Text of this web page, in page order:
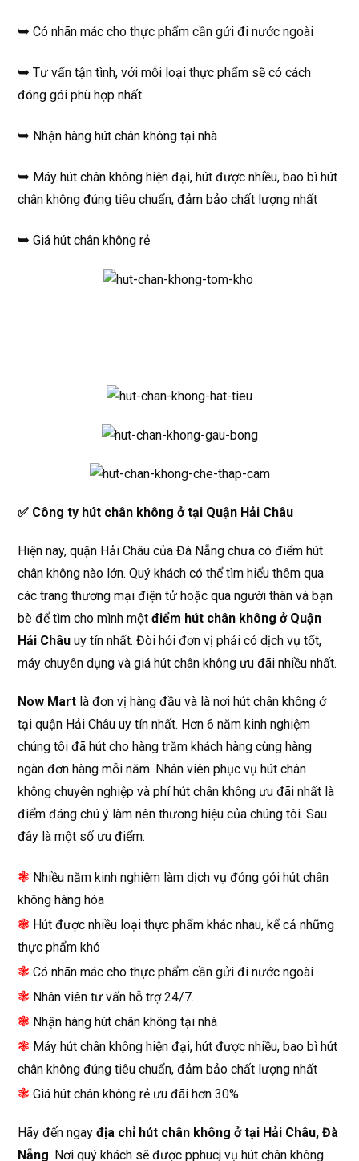
➥ Có nhãn mác cho thực phẩm cần gửi đi nước ngoài
➥ Tư vấn tận tình, với mỗi loại thực phẩm sẽ có cách
đóng gói phù hợp nhất
➥ Nhận hàng hút chân không tại nhà
➥ Máy hút chân không hiện đại, hút được nhiều, bao bì hút
chân không đúng tiêu chuẩn, đảm bảo chất lượng nhất
➥ Giá hút chân không rẻ
✅ Công ty hút chân không ở tại Quận Hải Châu
Hiện nay, quận Hải Châu của Đà Nẵng chưa có điểm hút
chân không nào lớn. Quý khách có thể tìm hiểu thêm qua
các trang thương mại điện tử hoặc qua người thân và bạn
bè để tìm cho mình mộtđiểm hút chân không ở Quận
Hải Châu uy tín nhất. Đòi hỏi đơn vị phải có dịch vụ tốt,
máy chuyên dụng và giá hút chân không ưu đãi nhiều nhất.
Now Mart là đơn vị hàng đầu và là nơi hút chân không ở
tại quận Hải Châu uy tín nhất. Hơn 6 năm kinh nghiệm
chúng tôi đã hút cho hàng trăm khách hàng cùng hàng
ngàn đơn hàng mỗi năm. Nhân viên phục vụ hút chân
không chuyên nghiệp và phí hút chân không ưu đãi nhất là
điểm đáng chú ý làm nên thương hiệu của chúng tôi. Sau
đây là một số ưu điểm:
❃ Nhiều năm kinh nghiệm làm dịch vụ đóng gói hút chân
không hàng hóa
❃ Hút được nhiều loại thực phẩm khác nhau, kể cả những
thực phẩm khó
❃ Có nhãn mác cho thực phẩm cần gửi đi nước ngoài
❃ Nhân viên tư vấn hỗ trợ 24/7.
❃ Nhận hàng hút chân không tại nhà
❃ Máy hút chân không hiện đại, hút được nhiều, bao bì hút
chân không đúng tiêu chuẩn, đảm bảo chất lượng nhất
❃ Giá hút chân không rẻ ưu đãi hơn 30%.
Hãy đến ngayđịa chỉ hút chân không ở tại Hải Châu, Đà
Nẵng. Nơi quý khách sẽ được pphucj vụ hút chân không